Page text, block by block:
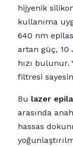
hijyenik
kullanıma
640 nm
artan güç, 10
hızı bulunur.
filtresi
Bu lazer
arasında
hassas